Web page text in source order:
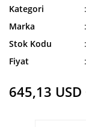
Kategori
Marka
Stok Kodu
Fiyat
645,13 USD